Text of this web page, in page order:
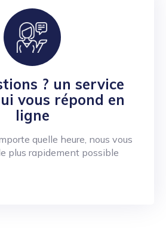
? un service
vous répond en
ligne
quelle heure, nous vous
plus rapidement possible